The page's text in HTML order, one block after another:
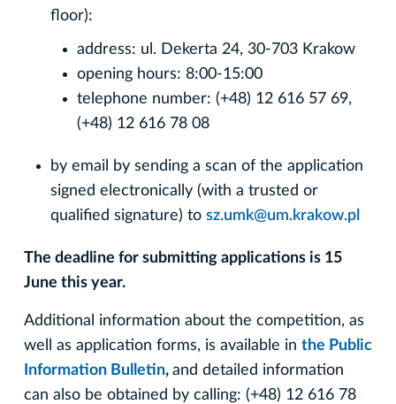
floor):
address: ul. Dekerta 24, 30-703 Krakow
opening hours: 8:00-15:00
telephone number: (+48) 12 616 57 69,
(+48) 12 616 78 08
by email by sending a scan of the application
signed electronically (with a trusted or
qualified signature) to sz.umk@um.krakow.pl
The deadline for submitting applications is 15
June this year.
Additional information about the competition, as
well as application forms, is available in the Public
Information Bulletin, and detailed information
can also be obtained by calling: (+48) 12 616 78